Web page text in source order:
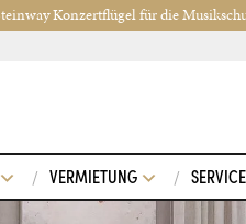
Konzertflügel für die
VERMIETUNG SERVICE